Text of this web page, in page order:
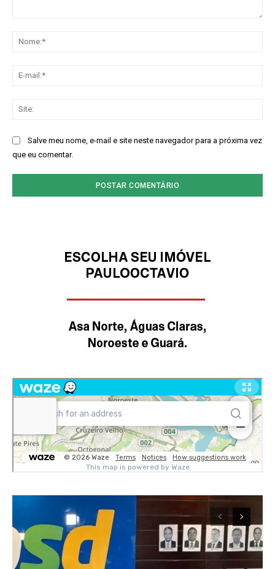
Salve meu nome, e-mail e site neste navegador para a próxima vez
que eu comentar.